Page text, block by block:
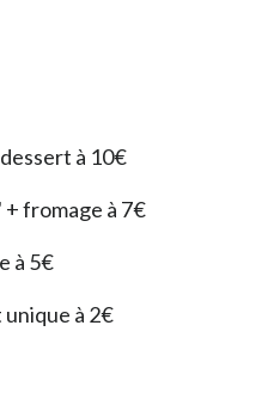
à 10€
fromage à 7€
à 5€
à 2€